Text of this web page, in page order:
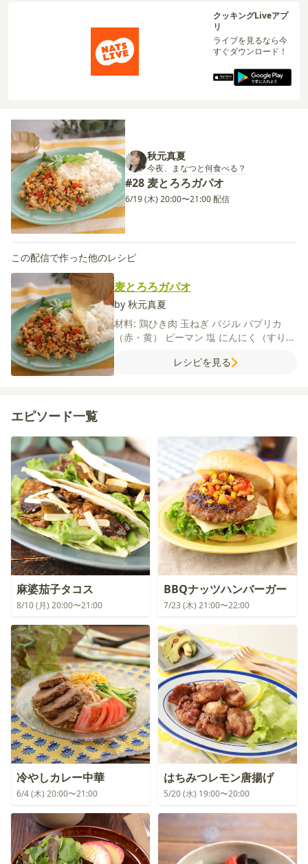
クッキングLiveアプ
リ
ライブを見るなら今
すぐダウンロード！
秋元真夏
今夜、まなつと何食べる？
#28 麦とろろガパオ
6/19 (木) 20:00〜21:00 配信
この配信で作った他のレシピ
麦とろろガパオ
by 秋元真夏
材料: 鶏ひき肉 玉ねぎ バジル パプリカ
（赤・黄）
ピーマン 塩 にんにく（すりお
サラダ油【A】水オイスターソ
レシピを見る
エピソード一覧
麻婆茄子タコス
8/10 (月) 20:00〜21:00
BBQナッツハンバーガー
7/23 (木) 21:00〜22:00
冷やしカレー中華
6/4 (木) 20:00〜21:00
はちみつレモン唐揚げ
5/20 (水) 19:00〜20:00